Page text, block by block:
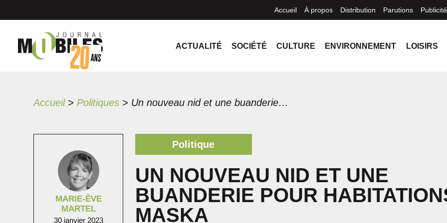
Accueil À propos Distribution Parutions Publicité
ACTUALITÉ SOCIÉTÉ CULTURE ENVIRONNEMENT LOISIRS
Accueil> Politiques > Un nouveau nid et une buanderie pour Habitations Maska
MARIE-ÈVE
MARTEL
30 janvier 2023
Politique
UN NOUVEAU NID ET UNE
BUANDERIE POUR
MASKA